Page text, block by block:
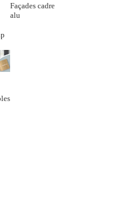
Façades cadre
alu